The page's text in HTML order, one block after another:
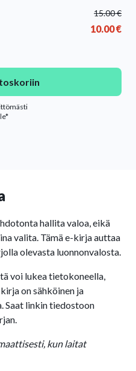
15.00€
10.00€
hallita valoa, eikä
valita. Tämä e-kirja auttaa
olevasta luonnonvalosta.
voi lukea tietokoneella,
on sähköinen ja
Saat linkin tiedostoon
kun laitat